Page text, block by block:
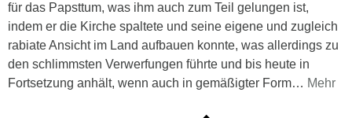
für das Papsttum, was ihm auch zum Teil gelungen ist,
indem er die Kirche spaltete und seine eigene und zugleich
rabiate Ansicht im Land aufbauen konnte, was allerdings zu
den schlimmsten Verwerfungen führte und bis heute in
Fortsetzung anhält, wenn auch in gemäßigter Form… Mehr